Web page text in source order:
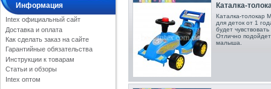
Информация
Intex официальный сайт
Доставка и оплата
Как сделать заказ на сайте
Гарантийные обязательства
Инструкции к товарам
Статьи и обзоры
Intex оптом
Каталка-
Каталка-толокар
для деток от 1
будет
Отлично
малыша.